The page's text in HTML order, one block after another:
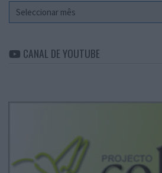
Arquivo
CANAL DE YOUTUBE